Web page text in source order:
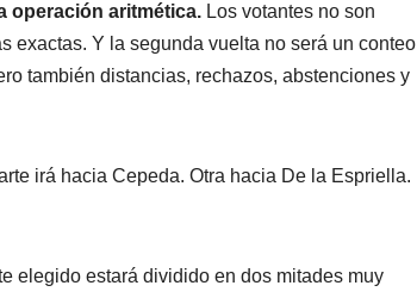
operación aritmética. Los votantes no son
exactas. Y la segunda vuelta no será un conteo
también distancias, rechazos, abstenciones y
irá hacia Cepeda. Otra hacia De la Espriella.
elegido estará dividido en dos mitades muy